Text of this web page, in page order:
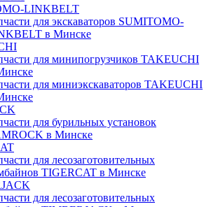
LINKBELT
для экскаваторов SUMITOMO-
в Минске
для минипогрузчиков TAKEUCHI
для миниэкскаваторов TAKEUCHI
для бурильных установок
в Минске
для лесозаготовительных
TIGERCAT в Минске
для лесозаготовительных